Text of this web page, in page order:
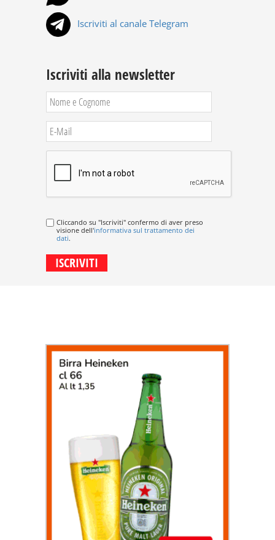
Iscriviti al canale Telegram
Iscriviti alla newsletter
Cliccando su "Iscriviti" confermo di aver preso
visione dell'informativa sul trattamento dei
dati.